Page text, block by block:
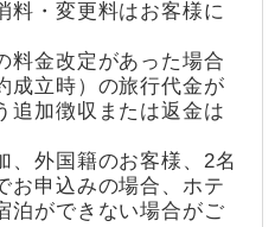
料・変更料はお客様に
料金改定があった場合
成立時）の旅行代金が
追加徴収または返金は
外国籍のお客様、2名
お申込みの場合、ホテ
泊ができない場合がご